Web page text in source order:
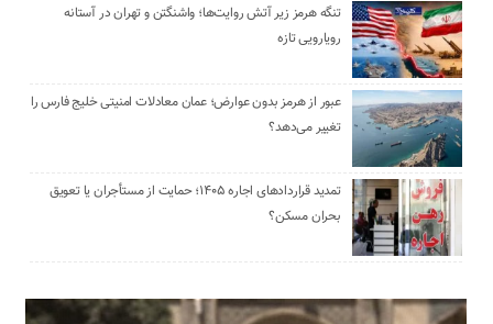
تنگه هرمز زیر آتش روایت‌ها؛ واشنگتن و تهران در آستانه
رویارویی تازه
عبور از هرمز بدون عوارض؛ عمان معادلات امنیتی خلیج فارس را
تغییر می‌دهد؟
تمدید قراردادهای اجاره ۱۴۰۵؛ حمایت از مستأجران یا تعویق
بحران مسکن؟